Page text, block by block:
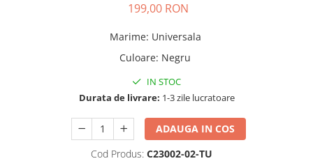
199,00 RON
Marime: Universala
Culoare: Negru
IN STOC
Durata de livrare: 1-3 zile lucratoare
ADAUGA IN COS
Cod Produs: C23002-02-TU